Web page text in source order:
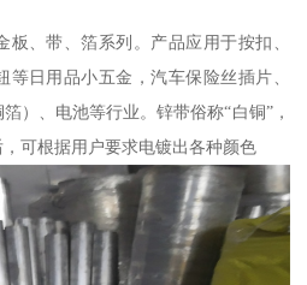
、带、箔系列。产品应用于按扣、
日用品小五金，汽车保险丝插片、
）、电池等行业。锌带俗称“白铜”，
可根据用户要求电镀出各种颜色